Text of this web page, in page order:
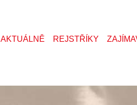
AKTUÁLNĚ REJSTŘÍKY